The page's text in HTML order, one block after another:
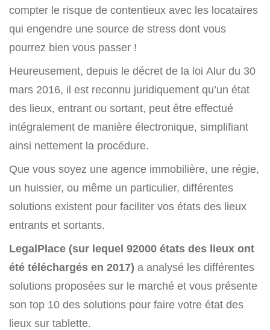
compter le risque de contentieux avec les locataires
qui engendre une source de stress dont vous
pourrez bien vous passer !
Heureusement, depuis le décret de la loi Alur du 30
mars 2016, il est reconnu juridiquement qu’un état
des lieux, entrant ou sortant, peut être effectué
intégralement de manière électronique, simplifiant
ainsi nettement la procédure.
Que vous soyez une agence immobilière, une régie,
un huissier, ou même un particulier, différentes
solutions existent pour faciliter vos états des lieux
entrants et sortants.
LegalPlace (sur lequel 92000 états des lieux ont
été téléchargés en 2017) a analysé les différentes
solutions proposées sur le marché et vous présente
son top 10 des solutions pour faire votre état des
lieux sur tablette.